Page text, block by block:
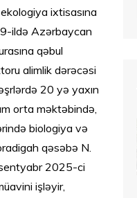
ixtisasına
ildə Azərbaycan
qəbul
alimlik dərəcəsi
20 yə yaxın
orta məktəbində,
biologiya və
qəsəbə N.
sentyabr 2025-ci
işləyir,